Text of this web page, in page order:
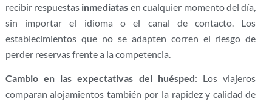
recibir respuestas inmediatas en cualquier momento del día,
sin importar el idioma o el canal de contacto. Los
establecimientos que no se adapten corren el riesgo de
perder reservas frente a la competencia.
Cambio en las expectativas del huésped: Los viajeros
comparan alojamientos también por la rapidez y calidad de